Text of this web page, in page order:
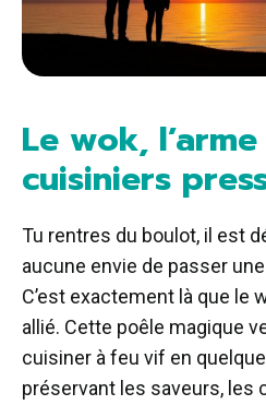
Le wok,
cuisiniers
Tu rentres du boulot, il est
aucune envie de passer
C’est exactement là que le
allié. Cette poêle magique
cuisiner à feu vif en
préservant les saveurs, les